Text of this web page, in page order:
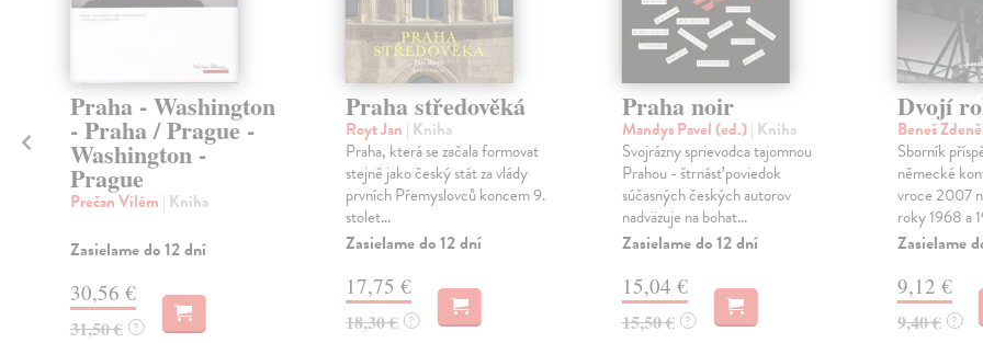
Praha - Washington
- Praha / Prague -
Washington -
Prague
Prečan Vilém | Kniha
Zasielame do 12 dní
30,56 €
31,50 € ?
Praha středověká
Royt Jan | Kniha
Praha, která se začala formovat
stejně jako český stát za vlády
prvních Přemyslovců koncem 9.
stolet...
Zasielame do 12 dní
17,75 €
18,30 € ?
Praha noir
Mandys Pavel (ed.)| Kniha
Svojrázny sprievodca tajomnou
Prahou - štrnásť poviedok
súčasných českých autorov
nadväzuje na bohat...
Zasielame do 12 dní
15,04 €
15,50 € ?
Dvojí
Beneš
Sborník
německé
vroce 2007
roky 1968 a
Zasielame
9,12 €
9,40 € ?